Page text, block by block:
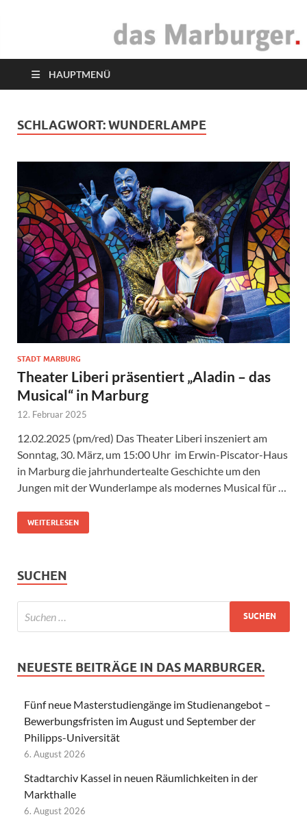
das Marburger.
HAUPTMENÜ
SCHLAGWORT:WUNDERLAMPE
STADT MARBURG
Theater Liberi präsentiert „Aladin – das
Musical“ in Marburg
12. Februar 2025
12.02.2025 (pm/red) Das Theater Liberi inszeniert am
Sonntag, 30. März, um 15:00 Uhr im Erwin-Piscator-Haus
in Marburg die jahrhundertealte Geschichte um den
Jungen mit der Wunderlampe als modernes Musical für …
WEITERLESEN
SUCHEN
NEUESTE BEITRÄGE IN DAS MARBURGER.
Fünf neue Masterstudiengänge im Studienangebot –
Bewerbungsfristen im August und September der
Philipps-Universität
6. August 2026
Stadtarchiv Kassel in neuen Räumlichkeiten in der
Markthalle
6. August 2026